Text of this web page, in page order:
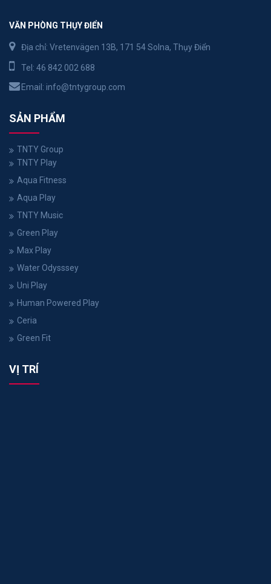
VĂN PHÒNG THỤY ĐIỂN
Địa chỉ: Vretenvägen 13B, 171 54 Solna, Thụy Điển
Tel: 46 842 002 688
Email: info@tntygroup.com
SẢN PHẨM
TNTY Group
TNTY Play
Aqua Fitness
Aqua Play
TNTY Music
Green Play
Max Play
Water Odysssey
Uni Play
Human Powered Play
Ceria
Green Fit
VỊ TRÍ